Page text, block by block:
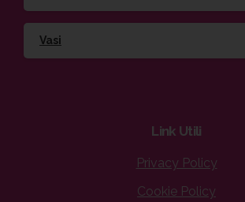
Vasi
Link Utili
Privacy Policy
Cookie Policy